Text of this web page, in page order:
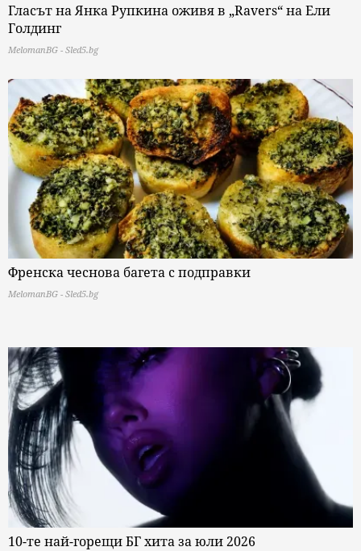
Гласът на Янка Рупкина оживя в „Ravers“ на Ели
Голдинг
MelomanBG - Sled5.bg
Френска чеснова багета с подправки
MelomanBG - Sled5.bg
10-те най-горещи БГ хита за юли 2026